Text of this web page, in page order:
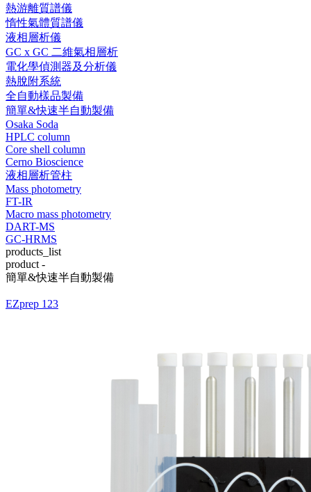
熱游離質譜儀
惰性氣體質譜儀
液相層析儀
GC x GC 二維氣相層析
電化學偵測器及分析儀
熱脫附系統
全自動樣品製備
簡單&快速半自動製備
Osaka Soda
HPLC column
Core shell column
Cerno Bioscience
液相層析管柱
Mass photometry
FT-IR
Macro mass photometry
DART-MS
GC-HRMS
products_list
product -
簡單&快速半自動製備
EZprep 123